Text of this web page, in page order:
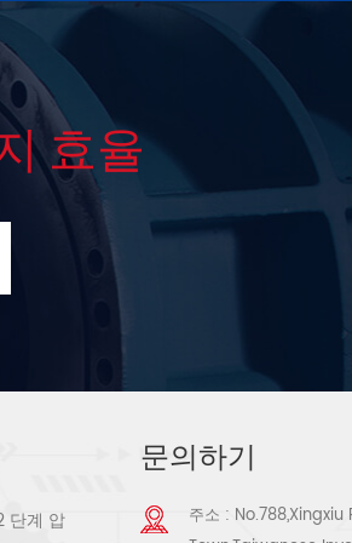
효율
단계 압
문의하기
주소 :